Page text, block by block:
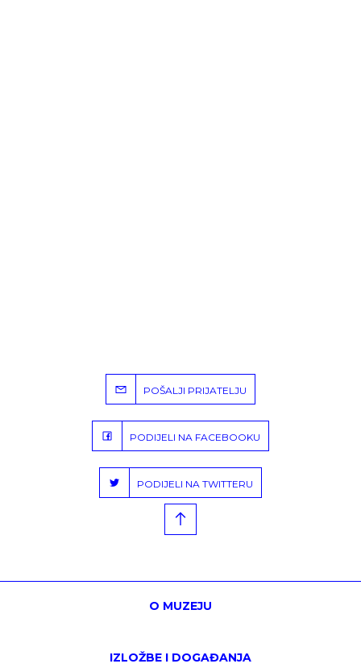
POŠALJI PRIJATELJU
PODIJELI NA FACEBOOKU
PODIJELI NA TWITTERU
O MUZEJU
IZLOŽBE I DOGAĐANJA